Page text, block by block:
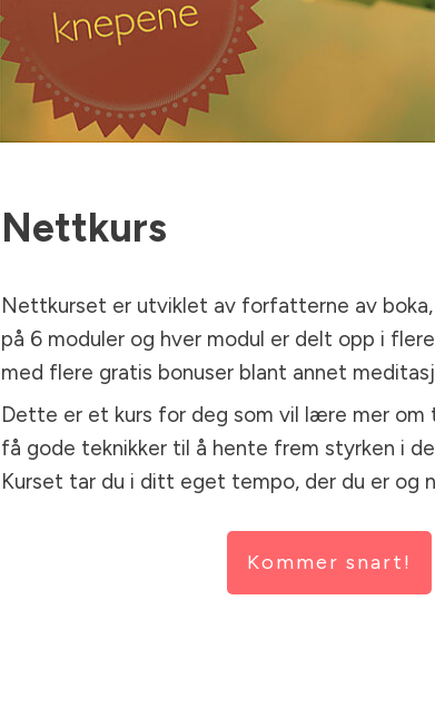
Nettkurs
Nettkurset er utviklet av forfatterne av
på 6 moduler og hver modul er delt opp i
med flere gratis bonuser blant annet
Dette er et kurs for deg som vil lære mer
få gode teknikker til å hente frem styrken i
Kurset tar du i ditt eget tempo, der du er og
Kommer snart!